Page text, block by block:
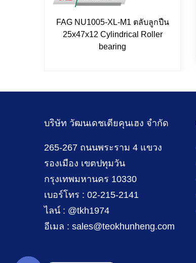
FAG NU1005-XL-M1 ตลับลูกปืน
25x47x12 Cylindrical Roller
bearing
บริษัท วัฒนเดชเตียคุนเฮง จำกัด
265-267 ถนนพระราม 4 แขวง
รองเมือง เขตปทุมวัน
กรุงเทพมหานคร 10330
เบอร์โทร : 02-215-2141
ไลน์ : @tkh1974
อีเมล : sales@teokhunheng.com